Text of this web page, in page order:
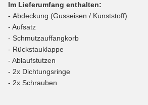
Im Lieferumfang enthalten:
- Abdeckung (Gusseisen / Kunststoff)
- Aufsatz
- Schmutzauffangkorb
- Rückstauklappe
- Ablaufstutzen
- 2x Dichtungsringe
- 2x Schrauben